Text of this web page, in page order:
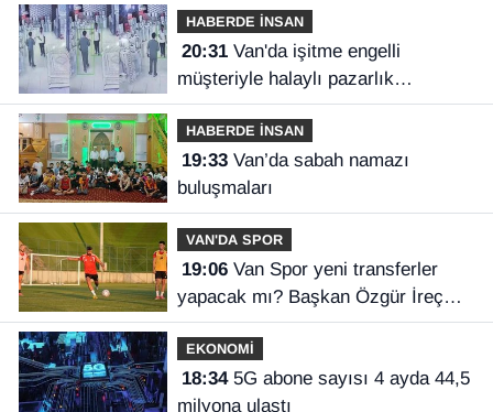
HABERDE İNSAN
20:31Van'da işitme engelli
müşteriyle halaylı pazarlık
gülümsetti
HABERDE İNSAN
19:33Van’da sabah namazı
buluşmaları
VAN'DA SPOR
19:06Van Spor yeni transferler
yapacak mı? Başkan Özgür İreç
İlhan açıkladı
EKONOMİ
18:345G abone sayısı 4 ayda 44,5
milyona ulaştı